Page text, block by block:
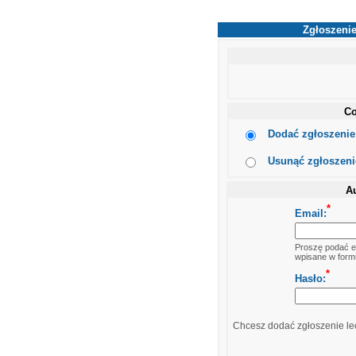
Dodać
Usunąć
Email:*
Proszę podać
wpisane w
Hasło:*
Chcesz dodać zgłoszenie